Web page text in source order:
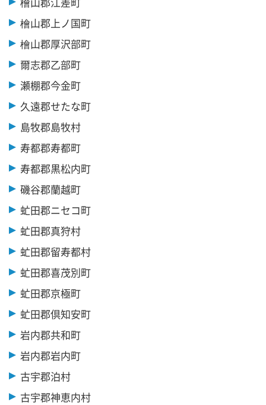
檜山郡上ノ国町
檜山郡厚沢部町
爾志郡乙部町
瀬棚郡今金町
久遠郡せたな町
島牧郡島牧村
寿都郡寿都町
寿都郡黒松内町
磯谷郡蘭越町
虻田郡ニセコ町
虻田郡真狩村
虻田郡留寿都村
虻田郡喜茂別町
虻田郡京極町
虻田郡倶知安町
岩内郡共和町
岩内郡岩内町
古宇郡泊村
古宇郡神恵内村